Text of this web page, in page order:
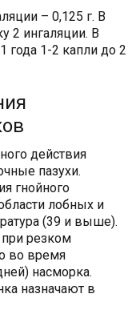
– 0,125 г. В
2 ингаляции. В
года 1-2 капли до 2
действия
пазухи.
гнойного
лобных и
(39 и выше).
при резком
во время
насморка.
назначают в